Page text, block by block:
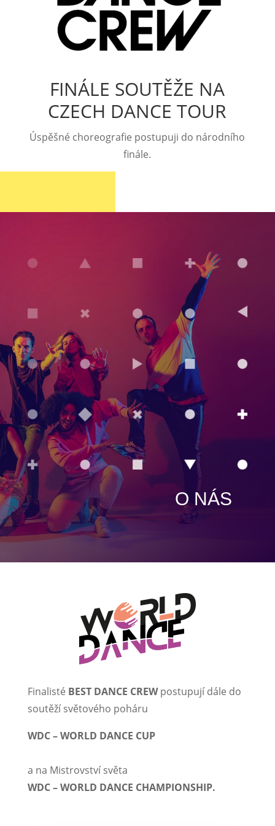
FINÁLE SOUTĚŽE NA
CZECH DANCE TOUR
Úspěšné choreografie postupuji do národního
finále.
O NÁS
Finalisté BEST DANCE CREWpostupují dále do
soutěží světového poháru
WDC – WORLD DANCE CUP
a na Mistrovství světa
WDC – WORLD DANCE CHAMPIONSHIP.